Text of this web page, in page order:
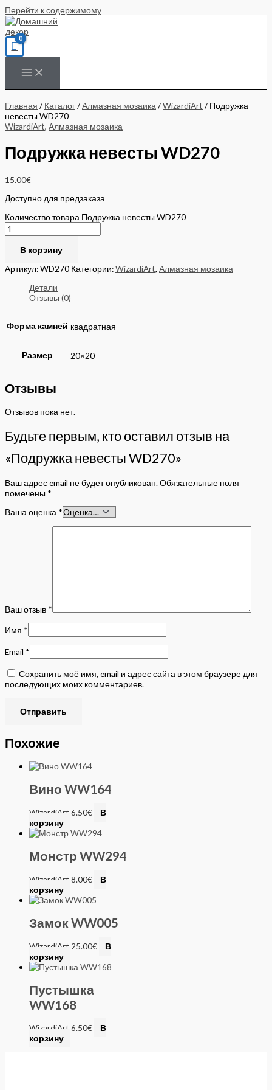
Перейти к содержимому
Главная / Каталог/Алмазная мозаика /WizardiArt / Подружка
невесты WD270
WizardiArt, Алмазная мозаика
Подружка невесты WD270
15.00€
Доступно для предзаказа
Количество товара Подружка невесты WD270
В корзину
Артикул:WD270 Категории:WizardiArt, Алмазная мозаика
Детали
Отзывы (0)
Форма камней квадратная
Размер 20×20
Отзывы
Отзывов пока нет.
Будьте первым, кто оставил отзыв на
«Подружка невесты WD270»
Ваш адрес email не будет опубликован.Обязательные поля
помечены *
Ваша оценка *
Ваш отзыв *
Имя *
Email *
Сохранить моё имя, email и адрес сайта в этом браузере для
последующих моих комментариев.
Похожие
Вино WW164
WizardiArt 6.50€
В
корзину
Монстр WW294
WizardiArt 8.00€
В
корзину
Замок WW005
WizardiArt 25.00€
В
корзину
Пустышка
WW168
WizardiArt 6.50€
В
корзину